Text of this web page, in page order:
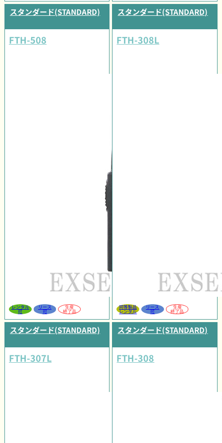
スタンダード(STANDARD)
FTH-508
レンタル
可
リース
可
生産
終了品
スタンダード(STANDARD)
FTH-308L
同等製品
レンタル
リース
可
生産
終了品
スタンダード(STANDARD)
FTH-307L
スタンダード(STANDARD)
FTH-308